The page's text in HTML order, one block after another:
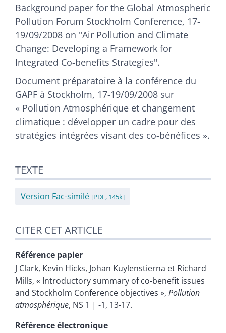
Background paper for the Global Atmospheric
Pollution Forum Stockholm Conference, 17-
19/09/2008 on "Air Pollution and Climate
Change: Developing a Framework for
Integrated Co-benefits Strategies".
Document préparatoire à la conférence du
GAPF à Stockholm, 17-19/09/2008 sur
« Pollution Atmosphérique et changement
climatique : développer un cadre pour des
stratégies intégrées visant des co-bénéfices ».
TEXTE
Version Fac-similé [PDF, 145k]
CITER CET ARTICLE
Référence papier
J Clark, Kevin Hicks, Johan Kuylenstierna et Richard
Mills, « Introductory summary of co-benefit issues
and Stockholm Conference objectives », Pollution
atmosphérique, NS 1 | -1, 13-17.
Référence électronique